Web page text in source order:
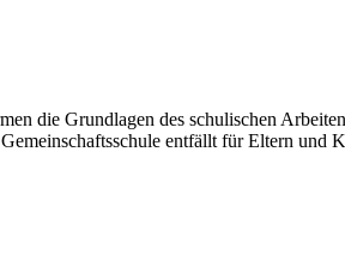
die Grundlagen des schulischen
entfällt für Eltern und